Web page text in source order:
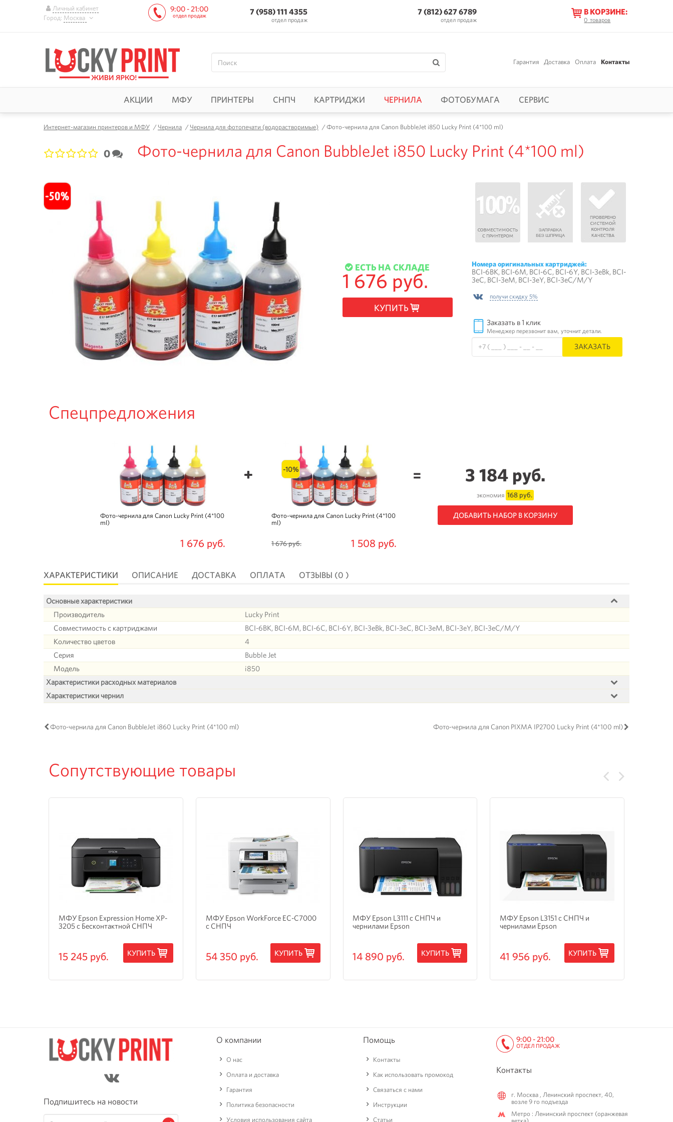
Личный кабинет
Город: Москва
9:00 - 21:00
отдел продаж 7 (958) 111 4355
отдел продаж
7 (812) 627 6789
отдел продаж
В КОРЗИНЕ:
0 товаров
Гарантия Доставка Оплата Контакты
АКЦИИ МФУ ПРИНТЕРЫ СНПЧ КАРТРИДЖИ ЧЕРНИЛА ФОТОБУМАГА СЕРВИС
Интернет-магазин принтеров и МФУ /Чернила /Чернила для фотопечати (водорастворимые) /Фото-чернила для Canon BubbleJet i850 Lucky Print (4*100 ml)
0 Фото-чернила для Canon BubbleJet i850 Lucky Print (4*100 ml)
ЕСТЬ НА СКЛАДЕ
1 676 руб.
КУПИТЬ
Номера оригинальных картриджей:
BCI-6BK, BCI-6M, BCI-6C, BCI-6Y, BCI-3eBk, BCI-
3eC, BCI-3eM, BCI-3eY, BCI-3eC/M/Y
получи скидку 5%
Заказать в 1 клик
Менеджер перезвонит вам, уточнит детали.
ЗАКАЗАТЬ
Спецпредложения
Фото-чернила для Canon Lucky Print (4*100
ml)
1 676 руб.
-10%
Фото-чернила для Canon Lucky Print (4*100
ml)
1 676 руб. 1 508 руб.
= 3 184 руб.
экономия 168 руб.
ДОБАВИТЬ НАБОР В КОРЗИНУ
ХАРАКТЕРИСТИКИ ОПИСАНИЕ ДОСТАВКА ОПЛАТА ОТЗЫВЫ (0 )
Основные характеристики
Производитель
Lucky Print
Совместимость с картриджами
BCI-6BK, BCI-6M, BCI-6C, BCI-6Y, BCI-3eBk, BCI-3eC, BCI-3eM, BCI-3eY, BCI-3eC/M/Y
Количество цветов
4
Серия
Bubble Jet
Модель
i850
Характеристики расходных материалов
Характеристики чернил
Фото-чернила для Canon BubbleJet i860 Lucky Print (4*100 ml) Фото-чернила для Canon PIXMA IP2700 Lucky Print (4*100 ml)
Сопутствующие товары
МФУ Epson Expression Home XP-
3205 с Бесконтактной СНПЧ
15 245 руб. КУПИТЬ
МФУ Epson WorkForce EC-C7000
с СНПЧ
54 350 руб. КУПИТЬ
МФУ Epson L3111 с СНПЧ и
чернилами Epson
14 890 руб. КУПИТЬ
МФУ Epson L3151 с СНПЧ и
чернилами Epson
41 956 руб. КУПИТЬ
Подпишитесь на новости
О компании
О нас
Оплата и доставка
Гарантия
Политика безопасности
Условия использования сайта
Помощь
Контакты
Как использовать промокод
Связаться с нами
Инструкции
Статьи
9:00 - 21:00
ОТДЕЛ ПРОДАЖ
Контакты
г. Москва , Ленинский проспект, 40,
возле 9 го подъезда
Метро : Ленинский проспект (оранжевая